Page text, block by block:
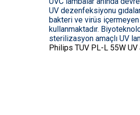
UV dezenfeksiyonu
bakteri ve virüs
kullanmaktadır.
sterilizasyon amaçlı UV
Philips TUV PL-L 55W UV